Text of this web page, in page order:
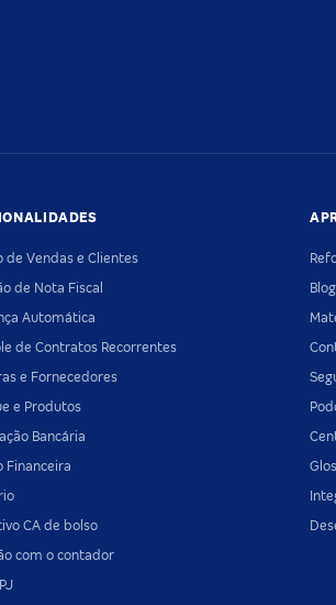
de Vendas e Clientes
de Nota Fiscal
Automática
de Contratos Recorrentes
e Fornecedores
e Produtos
Bancária
Financeira
CA de bolso
com o contador
Blog